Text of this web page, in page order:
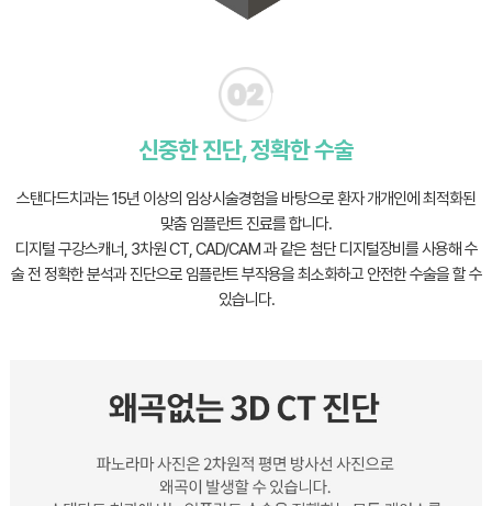
신중한 진단, 정확한 수술
스탠다드치과는 15년 이상의 임상시술경험을 바탕으로 환자 개개인에 최적화된
맞춤 임플란트 진료를 합니다.
디지털 구강스캐너, 3차원 CT, CAD/CAM 과 같은 첨단 디지털장비를 사용해 수
술 전 정확한 분석과 진단으로 임플란트 부작용을 최소화하고 안전한 수술을 할 수
있습니다.